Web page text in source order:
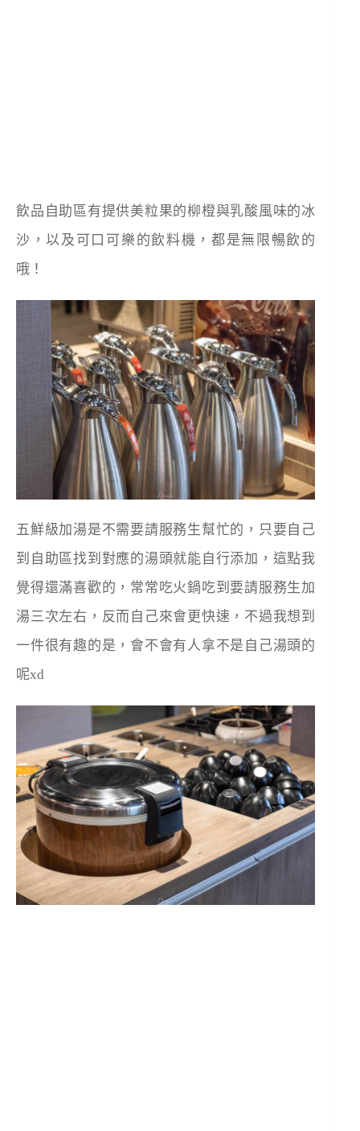
飲品自助區有提供美粒果的柳橙與乳酸風味的冰
沙，以及可口可樂的飲料機，都是無限暢飲的
哦！
五鮮級加湯是不需要請服務生幫忙的，只要自己
到自助區找到對應的湯頭就能自行添加，這點我
覺得還滿喜歡的，常常吃火鍋吃到要請服務生加
湯三次左右，反而自己來會更快速，不過我想到
一件很有趣的是，會不會有人拿不是自己湯頭的
呢xd